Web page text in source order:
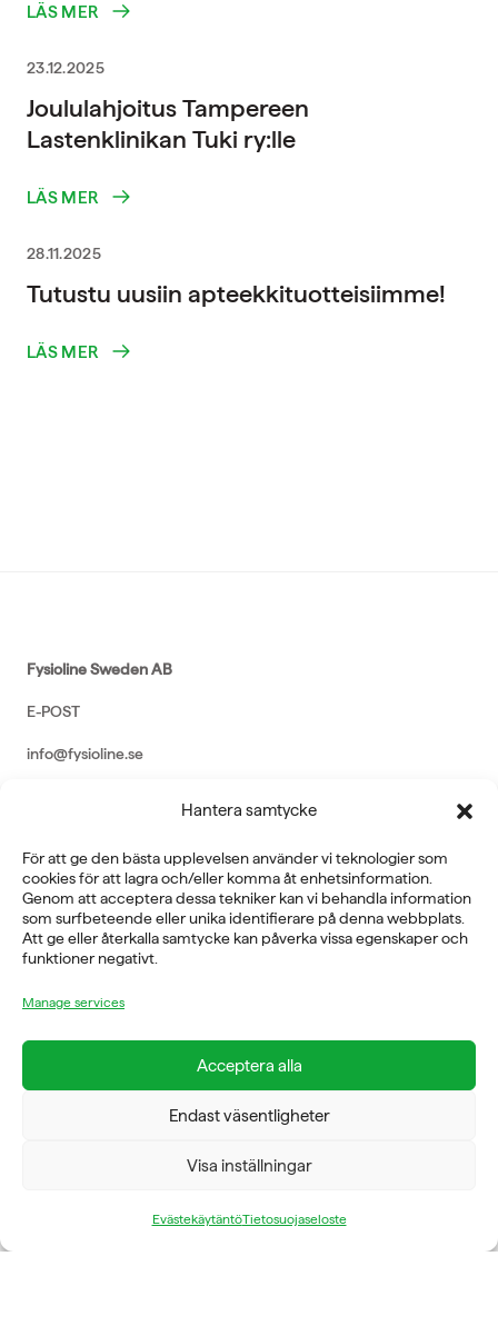
Hantera samtycke
För att ge den bästa upplevelsen använder vi teknologier som
cookies för att lagra och/eller komma åt enhetsinformation.
Genom att acceptera dessa tekniker kan vi behandla information
som surfbeteende eller unika identifierare på denna webbplats.
Att ge eller återkalla samtycke kan påverka vissa egenskaper och
funktioner negativt.
Manage services
Acceptera alla
Endast väsentligheter
Visa inställningar
EvästekäytäntöTietosuojaseloste
LÄS MER
23.12.2025
Joululahjoitus Tampereen
Lastenklinikan Tuki ry:lle
LÄS MER
28.11.2025
Tutustu uusiin apteekkituotteisiimme!
LÄS MER
Fysioline Sweden AB
E-POST
info@fysioline.se
ADRESS
Rosendalsvägen 18b, SE-14143 Huddinge
VERKSAMHETSOMRÅDEN
GYM
SERVICE